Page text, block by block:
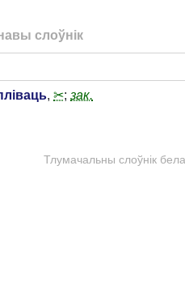
слоўнік
, ✂; зак.
Тлумачальны слоўнік